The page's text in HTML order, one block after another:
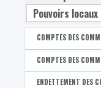
COMPTES DES
Disponible par :
Compte des
COMPTES DES
Disponible par :
ENDETTEMENT DES